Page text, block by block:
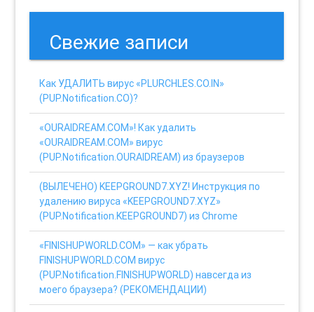
Свежие записи
Как УДАЛИТЬ вирус «PLURCHLES.CO.IN»
(PUP.Notification.CO)?
«OURAIDREAM.COM»! Как удалить
«OURAIDREAM.COM» вирус
(PUP.Notification.OURAIDREAM) из браузеров
(ВЫЛЕЧЕНО) KEEPGROUND7.XYZ! Инструкция по
удалению вируса «KEEPGROUND7.XYZ»
(PUP.Notification.KEEPGROUND7) из Chrome
«FINISHUPWORLD.COM» — как убрать
FINISHUPWORLD.COM вирус
(PUP.Notification.FINISHUPWORLD) навсегда из
моего браузера? (РЕКОМЕНДАЦИИ)